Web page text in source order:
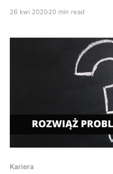
26 kwi 202020 min read
Kariera